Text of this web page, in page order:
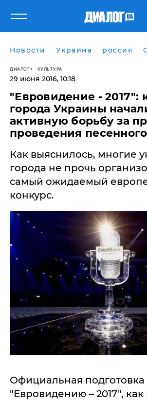
Новости Украина россия
ДИАЛОГ КУЛЬТУРА
29 июня 2016, 10:18
"Евровидение - 2017":
города Украины
активную борьбу за
проведения
Как выяснилось, многие
города не прочь
самый ожидаемый
конкурс.
Официальная подготовка
"Евровидению – 2017", как